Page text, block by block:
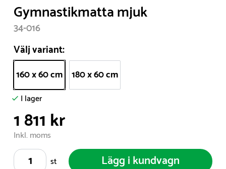
1
of
1
Gymnastikmatta mjuk
34-016
Välj variant:
160 x 60 cm 180 x 60 cm
I lager
1 811 kr
Inkl. moms
st
Lägg i kundvagn